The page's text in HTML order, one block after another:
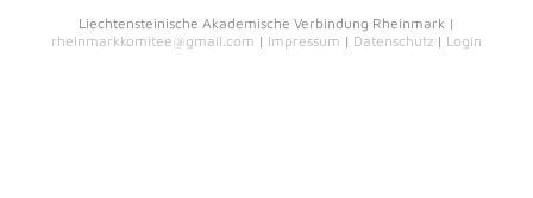
Liechtensteinische Akademische Verbindung Rheinmark |
rheinmarkkomitee@gmail.com | Impressum | Datenschutz | Login